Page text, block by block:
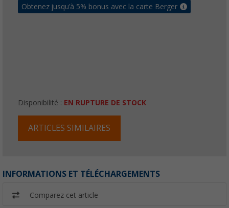
Obtenez jusqu'à 5% bonus avec la carte Berger
Disponibilité : EN RUPTURE DE STOCK
ARTICLES SIMILAIRES
INFORMATIONS ET TÉLÉCHARGEMENTS
Comparez cet article